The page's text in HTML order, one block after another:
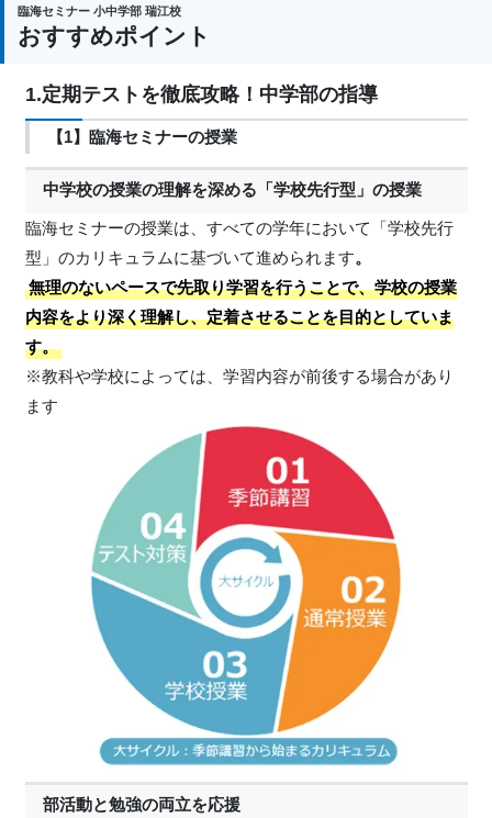
臨海セミナー 小中学部 瑞江校
おすすめポイント
1.定期テストを徹底攻略！中学部の指導
【1】臨海セミナーの授業
中学校の授業の理解を深める「学校先行型」の授業
臨海セミナーの授業は、すべての学年において「学校先行
型」のカリキュラムに基づいて進められます。
無理のないペースで先取り学習を行うことで、学校の授業
内容をより深く理解し、定着させることを目的としていま
す。
※教科や学校によっては、学習内容が前後する場合があり
ます
部活動と勉強の両立を応援